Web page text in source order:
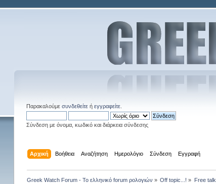
Παρακαλούμε συνδεθείτεή εγγραφείτε.
Σύνδεση με όνομα, κωδικό και διάρκεια σύνδεσης
Αρχική Βοήθεια Αναζήτηση Ημερολόγιο Σύνδεση Εγγραφή
Greek Watch Forum - Το ελληνικό forum ρολογιών » Off topic...! » Free talk